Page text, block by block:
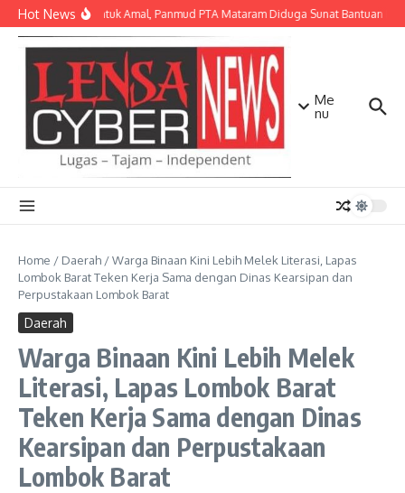
Lewati ke konten
Hot NewsDalih untuk Amal, Panmud PTA Mataram Diduga Sunat Bantuan PIP
Me
nu
Home / Daerah /Warga Binaan Kini Lebih Melek Literasi, Lapas
Lombok Barat Teken Kerja Sama dengan Dinas Kearsipan dan
Perpustakaan Lombok Barat
Daerah
Warga Binaan Kini Lebih Melek
Literasi, Lapas Lombok Barat
Teken Kerja Sama dengan Dinas
Kearsipan dan Perpustakaan
Lombok Barat